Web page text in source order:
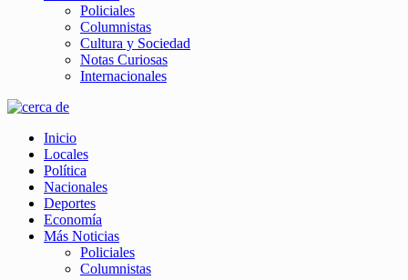
Policiales
Columnistas
Cultura y Sociedad
Notas Curiosas
Internacionales
Inicio
Locales
Política
Nacionales
Deportes
Economía
Más Noticias
Policiales
Columnistas